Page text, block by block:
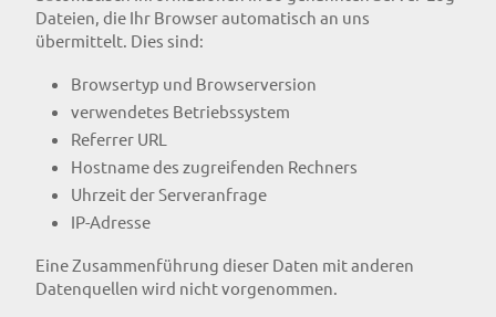
Dateien, die Ihr Browser automatisch an uns
übermittelt. Dies sind:
Browsertyp und Browserversion
verwendetes Betriebssystem
Referrer URL
Hostname des zugreifenden Rechners
Uhrzeit der Serveranfrage
IP-Adresse
Eine Zusammenführung dieser Daten mit anderen
Datenquellen wird nicht vorgenommen.